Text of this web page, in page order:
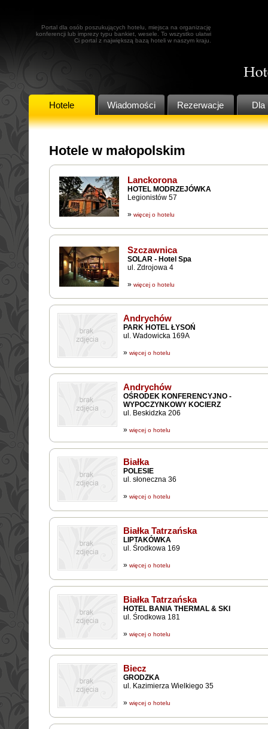
Portal dla osób poszukujących hotelu, miejsca na organizację
konferencji lub imprezy typu bankiet, wesele. To wszystko ułatwi
Ci portal z największą bazą hoteli w naszym kraju.
Hotele Wiadomości Rezerwacje Dla
Hotele w małopolskim
Lanckorona
HOTEL MODRZEJÓWKA
Legionistów 57
» więcej o hotelu
Szczawnica
SOLAR - Hotel Spa
ul. Zdrojowa 4
» więcej o hotelu
Andrychów
PARK HOTEL ŁYSOŃ
ul. Wadowicka 169A
» więcej o hotelu
Andrychów
OŚRODEK KONFERENCYJNO -
WYPOCZYNKOWY KOCIERZ
ul. Beskidzka 206
» więcej o hotelu
Białka
POLESIE
ul. słoneczna 36
» więcej o hotelu
Białka Tatrzańska
LIPTAKÓWKA
ul. Środkowa 169
» więcej o hotelu
Białka Tatrzańska
HOTEL BANIA THERMAL & SKI
ul. Środkowa 181
» więcej o hotelu
Biecz
GRODZKA
ul. Kazimierza Wielkiego 35
» więcej o hotelu